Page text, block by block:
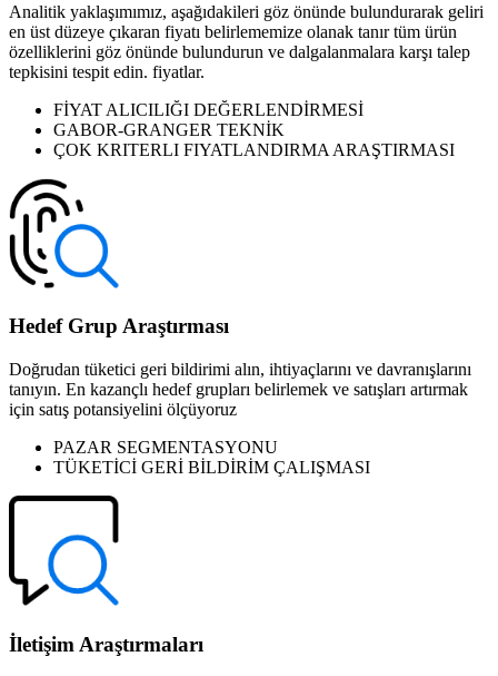
Analitik yaklaşımımız, aşağıdakileri göz önünde bulundurarak geliri
en üst düzeye çıkaran fiyatı belirlememize olanak tanır tüm ürün
özelliklerini göz önünde bulundurun ve dalgalanmalara karşı talep
tepkisini tespit edin. fiyatlar.
FİYAT ALICILIĞI DEĞERLENDİRMESİ
GABOR-GRANGER TEKNİK
ÇOK KRITERLI FIYATLANDIRMA ARAŞTIRMASI
Hedef Grup Araştırması
Doğrudan tüketici geri bildirimi alın, ihtiyaçlarını ve davranışlarını
tanıyın. En kazançlı hedef grupları belirlemek ve satışları artırmak
için satış potansiyelini ölçüyoruz
PAZAR SEGMENTASYONU
TÜKETİCİ GERİ BİLDİRİM ÇALIŞMASI
İletişim Araştırmaları